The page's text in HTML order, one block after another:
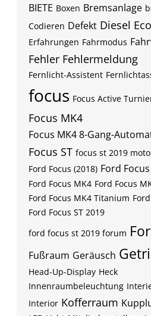
BIETE Boxen Bremsanlage
Codieren Defekt Diesel
Erfahrungen Fahrmodus
Fehler Fehlermeldung
Fernlicht-Assistent
focus Focus Active
Focus MK4
Focus MK4 8-Gang-
Focus ST focus st 2019
Ford Focus (2018) Ford
Ford Focus MK4 Ford Focus
Ford Focus MK4 Titanium
Ford Focus ST 2019
ford focus st 2019 forum
Fußraum Geräusch
Head-Up-Display Heck
Innenraumbeleuchtung
Interior Kofferraum